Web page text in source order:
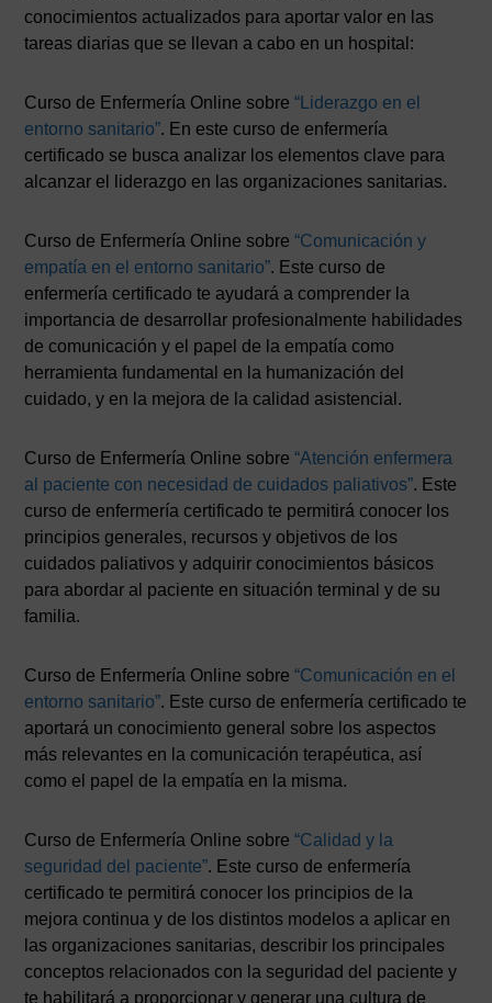
conocimientos actualizados para aportar valor en las
tareas diarias que se llevan a cabo en un hospital:
Curso de Enfermería Online sobre“Liderazgo en el
entorno sanitario”. En este curso de enfermería
certificado se busca analizar los elementos clave para
alcanzar el liderazgo en las organizaciones sanitarias.
Curso de Enfermería Online sobre“Comunicación y
empatía en el entorno sanitario”. Este curso de
enfermería certificado te ayudará a comprender la
importancia de desarrollar profesionalmente habilidades
de comunicación y el papel de la empatía como
herramienta fundamental en la humanización del
cuidado, y en la mejora de la calidad asistencial.
Curso de Enfermería Online sobre“Atención enfermera
al paciente con necesidad de cuidados paliativos”. Este
curso de enfermería certificado te permitirá conocer los
principios generales, recursos y objetivos de los
cuidados paliativos y adquirir conocimientos básicos
para abordar al paciente en situación terminal y de su
familia.
Curso de Enfermería Online sobre“Comunicación en el
entorno sanitario”. Este curso de enfermería certificado te
aportará un conocimiento general sobre los aspectos
más relevantes en la comunicación terapéutica, así
como el papel de la empatía en la misma.
Curso de Enfermería Online sobre“Calidad y la
seguridad del paciente”. Este curso de enfermería
certificado te permitirá conocer los principios de la
mejora continua y de los distintos modelos a aplicar en
las organizaciones sanitarias, describir los principales
conceptos relacionados con la seguridad del paciente y
te habilitará a proporcionar y generar una cultura de